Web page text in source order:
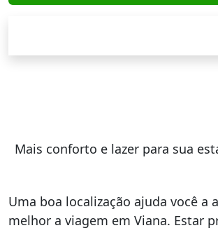
Mais conforto e lazer para sua
Uma boa localização ajuda você a
melhor a viagem em Viana. Estar